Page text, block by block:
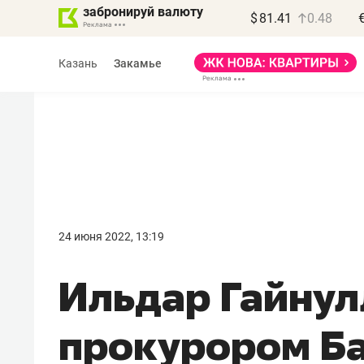
забронируй валюту $ 81.41 0.48
Казань Закамье
24 июня 2022, 13:19
Ильдар
прокурором
правил, бизнес может
потерять минимум